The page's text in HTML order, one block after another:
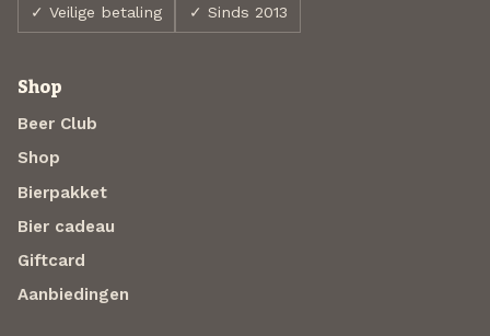
✓ Veilige betaling ✓ Sinds 2013
Shop
Beer Club
Shop
Bierpakket
Bier cadeau
Giftcard
Aanbiedingen